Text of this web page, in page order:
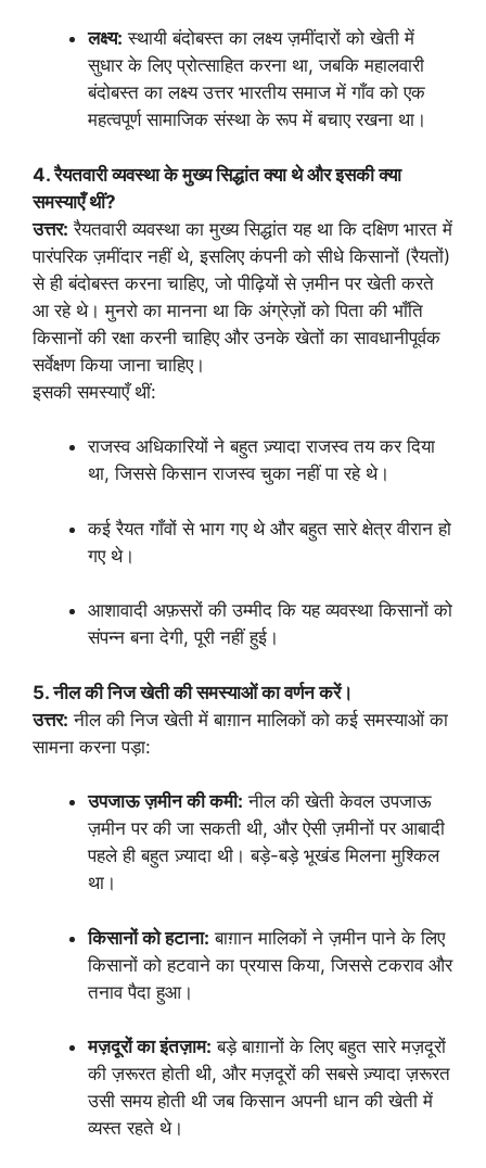
लक्ष्य: स्थायी बंदोबस्त का लक्ष्य ज़मींदारों को खेती में
सुधार के लिए प्रोत्साहित करना था, जबकि महालवारी
बंदोबस्त का लक्ष्य उत्तर भारतीय समाज में गाँव को एक
महत्वपूर्ण सामाजिक संस्था के रूप में बचाए रखना था।
4. रैयतवारी व्यवस्था के मुख्य सिद्धांत क्या थे और इसकी क्या
समस्याएँ थीं?
उत्तर: रैयतवारी व्यवस्था का मुख्य सिद्धांत यह था कि दक्षिण भारत में
पारंपरिक ज़मींदार नहीं थे, इसलिए कंपनी को सीधे किसानों (रैयतों)
से ही बंदोबस्त करना चाहिए, जो पीढ़ियों से ज़मीन पर खेती करते
आ रहे थे। मुनरो का मानना था कि अंग्रेज़ों को पिता की भाँति
किसानों की रक्षा करनी चाहिए और उनके खेतों का सावधानीपूर्वक
सर्वेक्षण किया जाना चाहिए।
इसकी समस्याएँ थीं:
राजस्व अधिकारियों ने बहुत ज़्यादा राजस्व तय कर दिया
था, जिससे किसान राजस्व चुका नहीं पा रहे थे।
कई रैयत गाँवों से भाग गए थे और बहुत सारे क्षेत्र वीरान हो
गए थे।
आशावादी अफ़सरों की उम्मीद कि यह व्यवस्था किसानों को
संपन्न बना देगी, पूरी नहीं हुई।
5. नील की निज खेती की समस्याओं का वर्णन करें।
उत्तर: नील की निज खेती में बाग़ान मालिकों को कई समस्याओं का
सामना करना पड़ा:
उपजाऊ ज़मीन की कमी: नील की खेती केवल उपजाऊ
ज़मीन पर की जा सकती थी, और ऐसी ज़मीनों पर आबादी
पहले ही बहुत ज़्यादा थी। बड़े-बड़े भूखंड मिलना मुश्किल
था।
किसानों को हटाना: बाग़ान मालिकों ने ज़मीन पाने के लिए
किसानों को हटवाने का प्रयास किया, जिससे टकराव और
तनाव पैदा हुआ।
मज़दूरों का इंतज़ाम: बड़े बाग़ानों के लिए बहुत सारे मज़दूरों
की ज़रूरत होती थी, और मज़दूरों की सबसे ज़्यादा ज़रूरत
उसी समय होती थी जब किसान अपनी धान की खेती में
व्यस्त रहते थे।